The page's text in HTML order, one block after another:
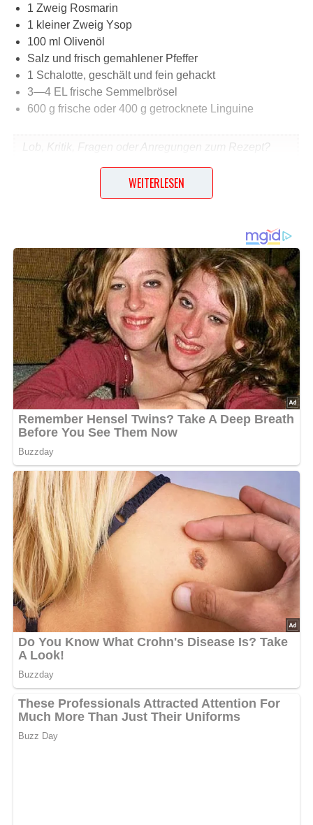
1 Zweig Rosmarin
1 kleiner Zweig Ysop
100 ml Olivenöl
Salz und frisch gemahlener Pfeffer
1 Schalotte, geschält und fein gehackt
3—4 EL frische Semmelbrösel
600 g frische oder 400 g getrocknete Linguine
Lob, Kritik, Fragen oder Anregungen zum Rezept?
Ende dieser Seite & auch eine Bewertung!
Die Kräuterblätter abzupfen und sie mitsamt den
dünneren Stängeln hacken. Darauf achten, dass die
harten Rosmarin- und Ysopblätter sehr klein gehackt
sind. Das Olivenöl bis auf 2 EL mit den Kräutern in eine
große Servierschüssel geben und mit einer guten Prise
aus der Pfeffermühle würzen. Das übrige ÖI erhitzen und
die Zwiebel mit den Semmelbröseln darin bräunen, bis
die Brösel kross sind. Die Linguine al dente kochen und
gut abschütten. Die Pasta über die Öl-und-
Kräutermischung häufen und mit Schalotten und
Semmelbröseln bestreut servieren.
WEITERLESEN